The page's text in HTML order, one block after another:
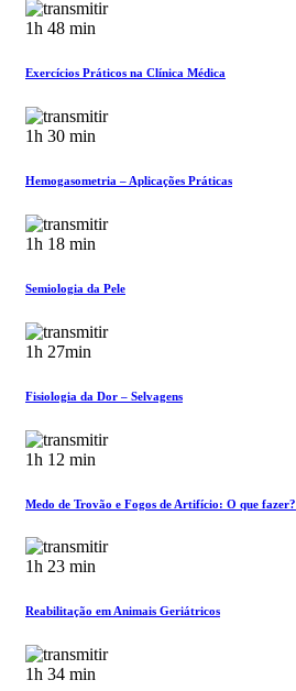
1h 48 min
Exercícios Práticos na Clínica Médica
1h 30 min
Hemogasometria – Aplicações Práticas
1h 18 min
Semiologia da Pele
1h 27min
Fisiologia da Dor – Selvagens
1h 12 min
Medo de Trovão e Fogos de Artifício: O que fazer?
1h 23 min
Reabilitação em Animais Geriátricos
1h 34 min